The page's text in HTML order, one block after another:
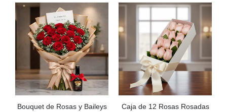
Bouquet de Rosas y Baileys Caja de 12 Rosas Rosadas